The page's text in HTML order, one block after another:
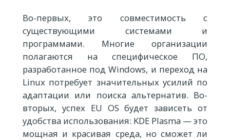
Во-первых, это совместимость с
существующими системами и
программами. Многие организации
полагаются на специфическое ПО,
разработанное под Windows, и переход на
Linux потребует значительных усилий по
адаптации или поиска альтернатив. Во-
вторых, успех EU OS будет зависеть от
удобства использования: KDE Plasma — это
мощная и красивая среда, но сможет ли